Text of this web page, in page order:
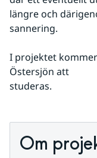
längre och
sannering.
I projektet
Östersjön att
studeras.
Om